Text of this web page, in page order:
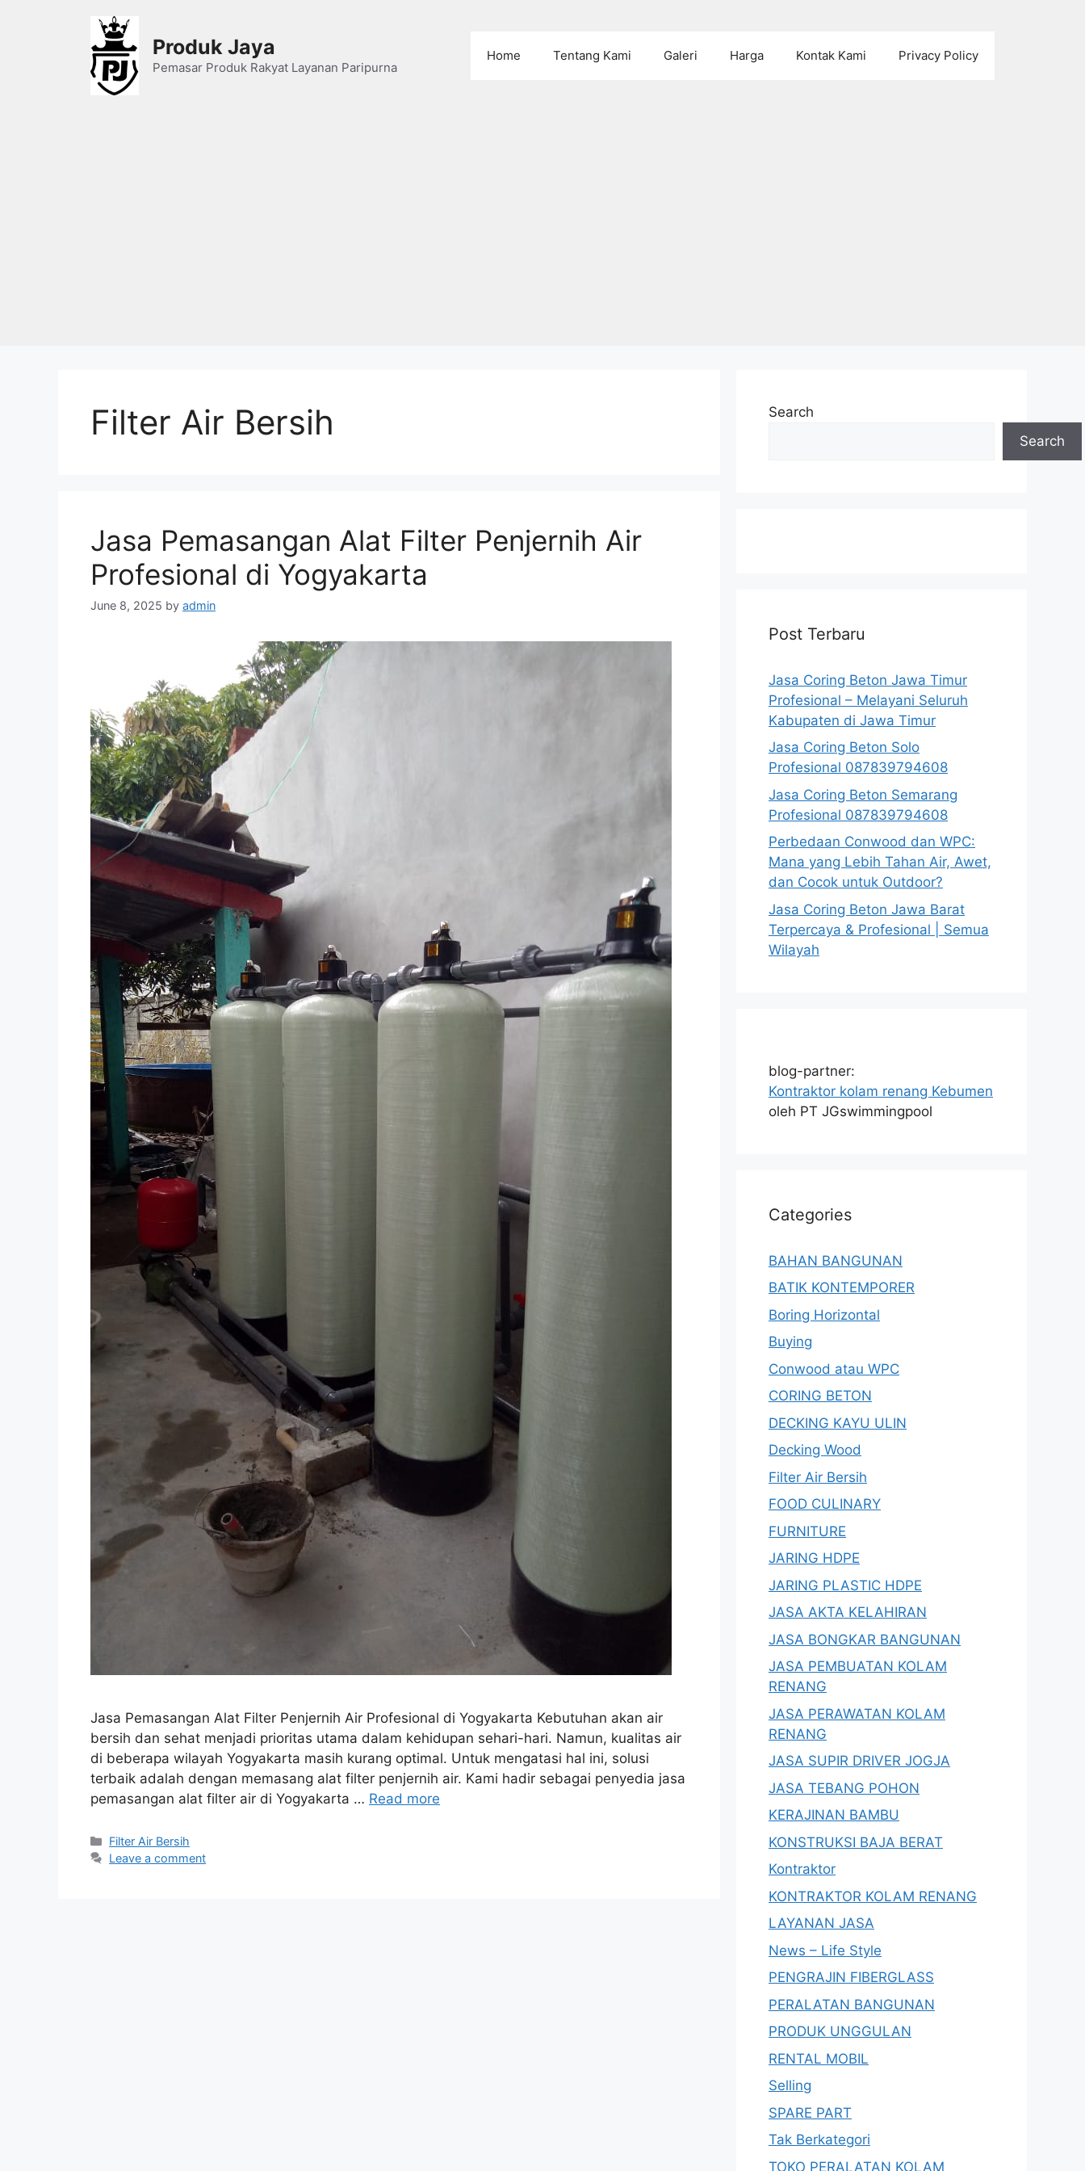
Produk Jaya
Pemasar Produk Rakyat Layanan Paripurna
Home Tentang Kami Galeri Harga Kontak Kami Privacy Policy
Filter Air Bersih
Jasa Pemasangan Alat Filter Penjernih Air
Profesional di Yogyakarta
June 8, 2025 by admin
Jasa Pemasangan Alat Filter Penjernih Air Profesional di Yogyakarta Kebutuhan akan air
bersih dan sehat menjadi prioritas utama dalam kehidupan sehari-hari. Namun, kualitas air
di beberapa wilayah Yogyakarta masih kurang optimal. Untuk mengatasi hal ini, solusi
terbaik adalah dengan memasang alat filter penjernih air. Kami hadir sebagai penyedia jasa
pemasangan alat filter air di Yogyakarta … Read more
Categories
Filter Air Bersih
Leave a comment
Search
Search
Post Terbaru
Jasa Coring Beton Jawa Timur
Profesional – Melayani Seluruh
Kabupaten di Jawa Timur
Jasa Coring Beton Solo
Profesional 087839794608
Jasa Coring Beton Semarang
Profesional 087839794608
Perbedaan Conwood dan WPC:
Mana yang Lebih Tahan Air, Awet,
dan Cocok untuk Outdoor?
Jasa Coring Beton Jawa Barat
Terpercaya & Profesional | Semua
Wilayah
blog-partner:
Kontraktor kolam renang Kebumen
oleh PT JGswimmingpool
Categories
BAHAN BANGUNAN
BATIK KONTEMPORER
Boring Horizontal
Buying
Conwood atau WPC
CORING BETON
DECKING KAYU ULIN
Decking Wood
Filter Air Bersih
FOOD CULINARY
FURNITURE
JARING HDPE
JARING PLASTIC HDPE
JASA AKTA KELAHIRAN
JASA BONGKAR BANGUNAN
JASA PEMBUATAN KOLAM
RENANG
JASA PERAWATAN KOLAM
RENANG
JASA SUPIR DRIVER JOGJA
JASA TEBANG POHON
KERAJINAN BAMBU
KONSTRUKSI BAJA BERAT
Kontraktor
KONTRAKTOR KOLAM RENANG
LAYANAN JASA
News – Life Style
PENGRAJIN FIBERGLASS
PERALATAN BANGUNAN
PRODUK UNGGULAN
RENTAL MOBIL
Selling
SPARE PART
Tak Berkategori
TOKO PERALATAN KOLAM